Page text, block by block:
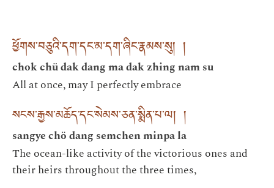
ཕྱོགས་བཅུའི་དག་དང་མ་དག་ཞིང་རྣམས་སུ། །
chok chü dak dang ma dak zhing nam su
All at once, may I perfectly embrace
སངས་རྒྱས་མཆོད་དང་སེམས་ཅན་སྨིན་པ་ལ། །
sangye chö dang semchen minpa la
The ocean-like activity of the victorious ones and
their heirs throughout the three times,